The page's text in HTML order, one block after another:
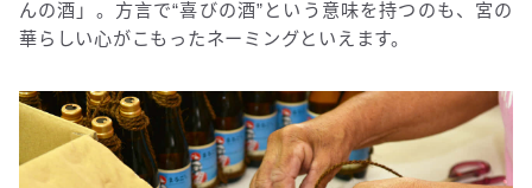
んの酒」。方言で“喜びの酒”という意味を持つのも、宮の
華らしい心がこもったネーミングといえます。